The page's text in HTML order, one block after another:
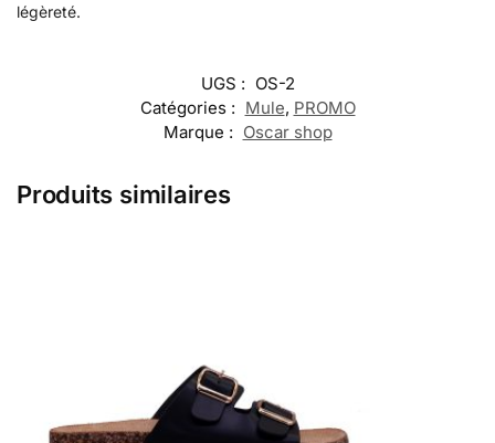
légèreté.
UGS : OS-2
Catégories : Mule, PROMO
Marque : Oscar shop
Produits similaires